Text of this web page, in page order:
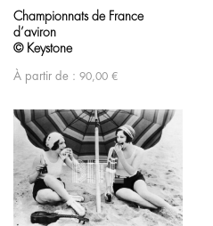
Championnats de France
d’aviron
© Keystone
À partir de : 90,00 €